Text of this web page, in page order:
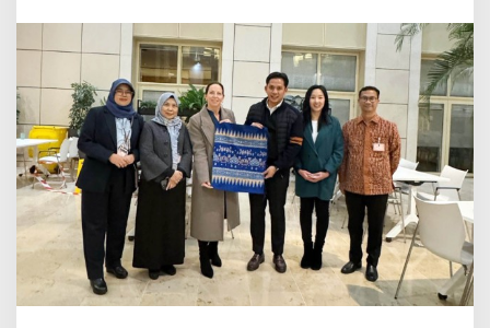
B
e
l
a
n
d
a
B
u
p
a
t
i